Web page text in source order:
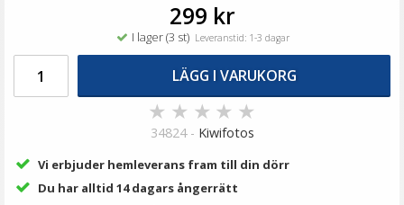
169 kr
369 kr
LÄGG I VARUKORG
299 kr
I lager (3 st) Leveranstid: 1-3 dagar
LÄGG I VARUKORG
★ ★ ★ ★ ★
34824 - Kiwifotos
Vi erbjuder hemleverans fram till din dörr
Du har alltid 14 dagars ångerrätt